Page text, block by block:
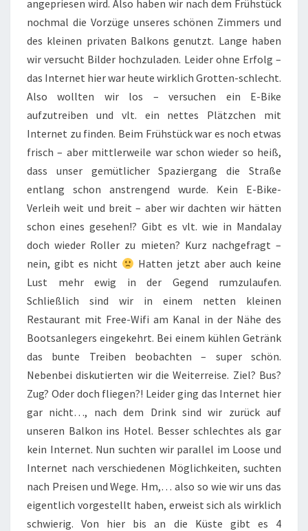
angepriesen wird. Also haben wir nach dem Frühstück
nochmal die Vorzüge unseres schönen Zimmers und
des kleinen privaten Balkons genutzt. Lange haben
wir versucht Bilder hochzuladen. Leider ohne Erfolg –
das Internet hier war heute wirklich Grotten-schlecht.
Also wollten wir los – versuchen ein E-Bike
aufzutreiben und vlt. ein nettes Plätzchen mit
Internet zu finden. Beim Frühstück war es noch etwas
frisch – aber mittlerweile war schon wieder so heiß,
dass unser gemütlicher Spaziergang die Straße
entlang schon anstrengend wurde. Kein E-Bike-
Verleih weit und breit – aber wir dachten wir hätten
schon eines gesehen!? Gibt es vlt. wie in Mandalay
doch wieder Roller zu mieten? Kurz nachgefragt –
nein, gibt es nicht
Hatten jetzt aber auch keine
Lust mehr ewig in der Gegend rumzulaufen.
Schließlich sind wir in einem netten kleinen
Restaurant mit Free-Wifi am Kanal in der Nähe des
Bootsanlegers eingekehrt. Bei einem kühlen Getränk
das bunte Treiben beobachten – super schön.
Nebenbei diskutierten wir die Weiterreise. Ziel? Bus?
Zug? Oder doch fliegen?! Leider ging das Internet hier
gar nicht…, nach dem Drink sind wir zurück auf
unseren Balkon ins Hotel. Besser schlechtes als gar
kein Internet. Nun suchten wir parallel im Loose und
Internet nach verschiedenen Möglichkeiten, suchten
nach Preisen und Wege. Hm,… also so wie wir uns das
eigentlich vorgestellt haben, erweist sich als wirklich
schwierig. Von hier bis an die Küste gibt es 4